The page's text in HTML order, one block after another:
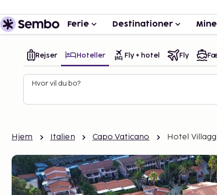
Ferie Destinationer
Rejser Hoteller Fly + hotel Fly
Hvor vil du bo?
Hjem Italien Capo Vaticano Hotel